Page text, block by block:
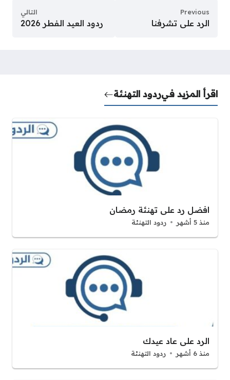
Previous
الرد على تشرفنا
التالي
ردود العيد الفطر 2026
اقرأ المزيد فيردود التهنئة
افضل رد على تهنئة رمضان
منذ 5 أشهر ردود التهنئة
الرد على عاد عيدك
منذ 6 أشهر ردود التهنئة